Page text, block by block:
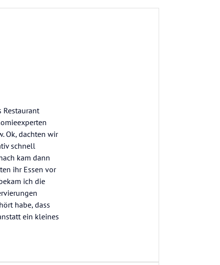
Restaurant
Ok, dachten wir
schnell
kam dann
ihr Essen vor
ich die
habe, dass
ein kleines